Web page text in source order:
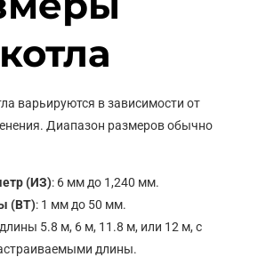
варьируются в зависимости от
Диапазон размеров обычно
(ИЗ): 6 мм до 1,240 мм.
(ВТ): 1 мм до 50 мм.
5.8 м, 6 м, 11.8 м, или 12 м, с
длины.